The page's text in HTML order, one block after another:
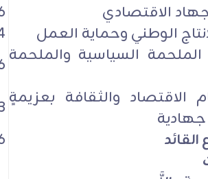
الملحمة السياسية والملحمة
عام الاقتصاد والثقافة بعزيمةٍ
جهادية